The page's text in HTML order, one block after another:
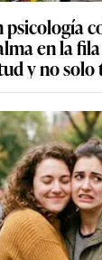
psicología
en la
y no